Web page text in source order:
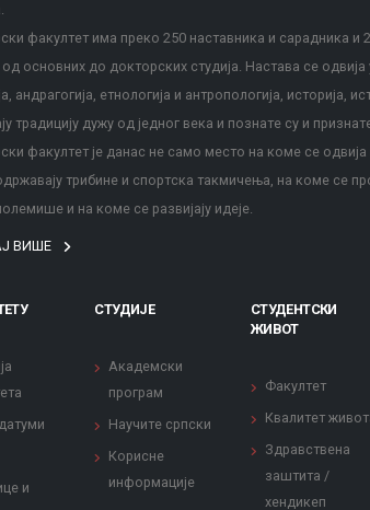
факултет има преко 250 наставника и сарадника и
основних до докторских студија. Настава се одвија
андрагогија, етнологија и антропологија, историја,
традицију дужу од једног века и познате су и
факултет је данас не само место на коме се
трибине и спортска такмичења, на коме се
и на коме се развијају идеје.
ВИШЕ
и
СТУДИЈЕ
Академски
програм
Научите српски
Корисне
информације
СТУДЕНТСКИ
ЖИВОТ
Факултет
Квалитет
Здравствена
заштита /
хендикеп